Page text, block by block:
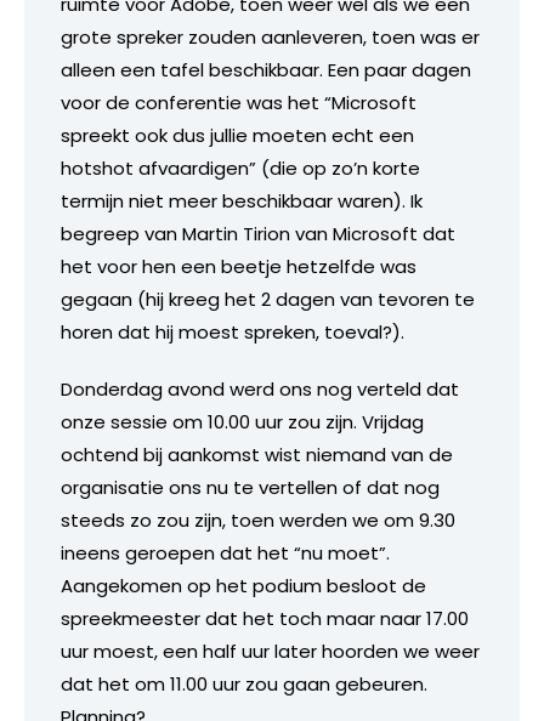
grote spreker zouden aanleveren, toen was er
alleen een tafel beschikbaar. Een paar dagen
voor de conferentie was het “Microsoft
spreekt ook dus jullie moeten echt een
hotshot afvaardigen” (die op zo’n korte
termijn niet meer beschikbaar waren). Ik
begreep van Martin Tirion van Microsoft dat
het voor hen een beetje hetzelfde was
gegaan (hij kreeg het 2 dagen van tevoren te
horen dat hij moest spreken, toeval?).
Donderdag avond werd ons nog verteld dat
onze sessie om 10.00 uur zou zijn. Vrijdag
ochtend bij aankomst wist niemand van de
organisatie ons nu te vertellen of dat nog
steeds zo zou zijn, toen werden we om 9.30
ineens geroepen dat het “nu moet”.
Aangekomen op het podium besloot de
spreekmeester dat het toch maar naar 17.00
uur moest, een half uur later hoorden we weer
dat het om 11.00 uur zou gaan gebeuren.